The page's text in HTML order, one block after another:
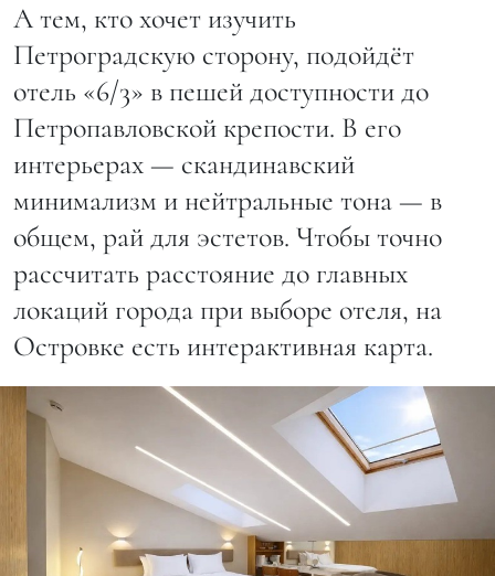
А тем, кто хочет изучить
Петроградскую сторону, подойдёт
отель «6/3» в пешей доступности до
Петропавловской крепости. В его
интерьерах — скандинавский
минимализм и нейтральные тона — в
общем, рай для эстетов. Чтобы точно
рассчитать расстояние до главных
локаций города при выборе отеля, на
Островке есть интерактивная карта.